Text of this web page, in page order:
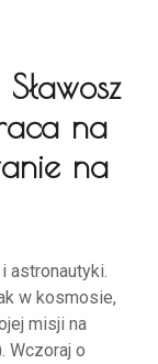
na
na
astronautyki.
w kosmosie,
misji na
Wczoraj o